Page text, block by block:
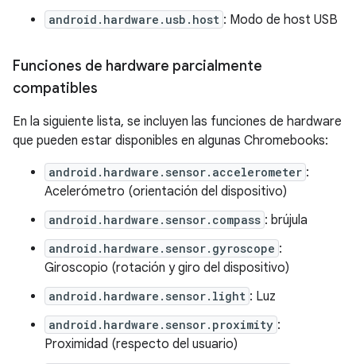
android.hardware.usb.host : Modo de host USB
Funciones de hardware parcialmente
compatibles
En la siguiente lista, se incluyen las funciones de hardware
que pueden estar disponibles en algunas Chromebooks:
android.hardware.sensor.accelerometer :
Acelerómetro (orientación del dispositivo)
android.hardware.sensor.compass : brújula
android.hardware.sensor.gyroscope :
Giroscopio (rotación y giro del dispositivo)
android.hardware.sensor.light : Luz
android.hardware.sensor.proximity :
Proximidad (respecto del usuario)